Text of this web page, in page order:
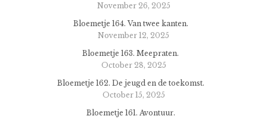
November 26, 2025
Bloemetje 164. Van twee kanten.
November 12, 2025
Bloemetje 163. Meepraten.
October 28, 2025
Bloemetje 162. De jeugd en de toekomst.
October 15, 2025
Bloemetje 161. Avontuur.